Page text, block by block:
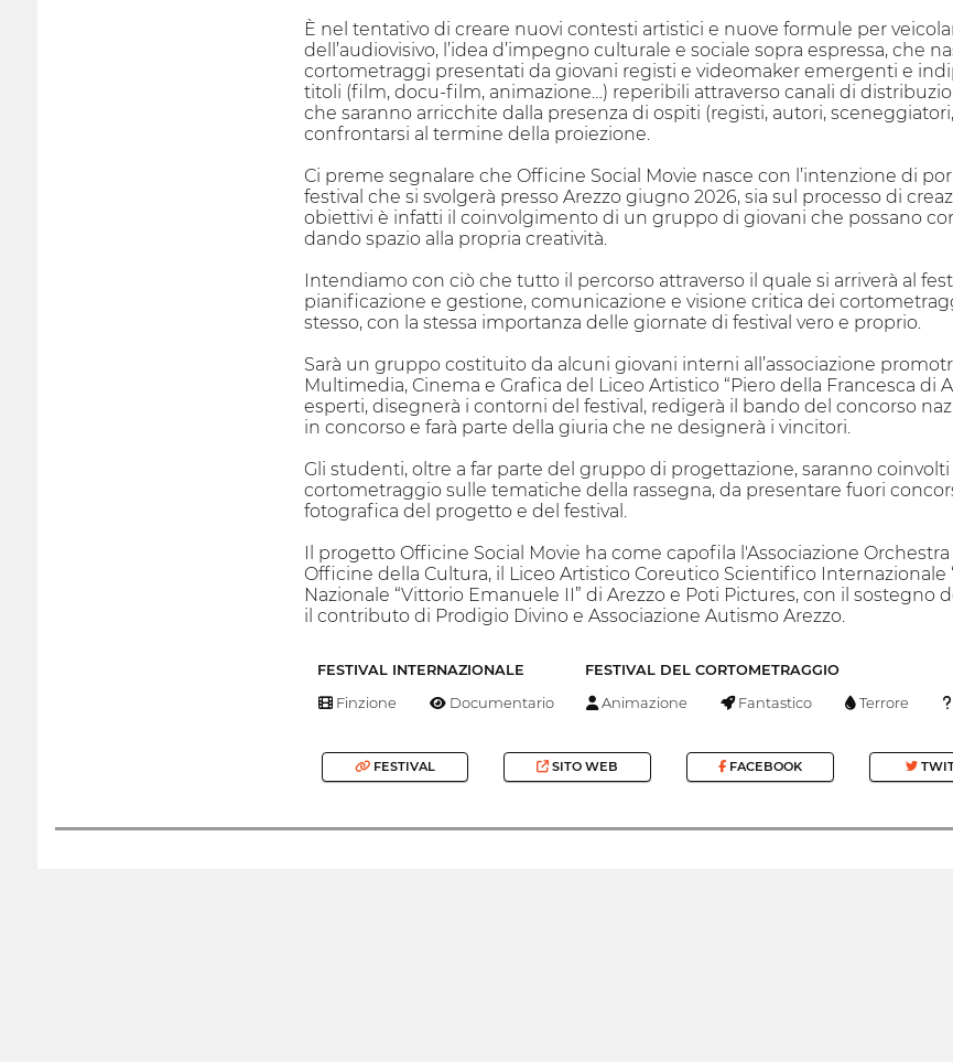
È nel tentativo di creare nuovi contesti artistici e nuove formule per
dell’audiovisivo, l’idea d’impegno culturale e sociale sopra espressa, che
cortometraggi presentati da giovani registi e videomaker emergenti e
titoli (film, docu-film, animazione…) reperibili attraverso canali di
che saranno arricchite dalla presenza di ospiti (registi, autori,
confrontarsi al termine della proiezione.
Ci preme segnalare che Officine Social Movie nasce con l’intenzione di
festival che si svolgerà presso Arezzo giugno 2026, sia sul processo di
obiettivi è infatti il coinvolgimento di un gruppo di giovani che possano
dando spazio alla propria creatività.
Intendiamo con ciò che tutto il percorso attraverso il quale si arriverà al
pianificazione e gestione, comunicazione e visione critica dei
stesso, con la stessa importanza delle giornate di festival vero e proprio.
Sarà un gruppo costituito da alcuni giovani interni all’associazione
Multimedia, Cinema e Grafica del Liceo Artistico “Piero della Francesca di
esperti, disegnerà i contorni del festival, redigerà il bando del concorso
in concorso e farà parte della giuria che ne designerà i vincitori.
Gli studenti, oltre a far parte del gruppo di progettazione, saranno
cortometraggio sulle tematiche della rassegna, da presentare fuori
fotografica del progetto e del festival.
Il progetto Officine Social Movie ha come capofila l'Associazione
Officine della Cultura, il Liceo Artistico Coreutico Scientifico Internazionale
Nazionale “Vittorio Emanuele II” di Arezzo e Poti Pictures, con il sostegno
il contributo di Prodigio Divino e Associazione Autismo Arezzo.
FESTIVAL INTERNAZIONALE FESTIVAL DEL CORTOMETRAGGIO
Finzione Documentario Animazione Fantastico Terrore
FESTIVAL SITO WEB FACEBOOK